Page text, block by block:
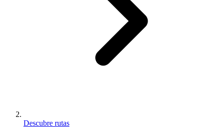
Descubre rutas